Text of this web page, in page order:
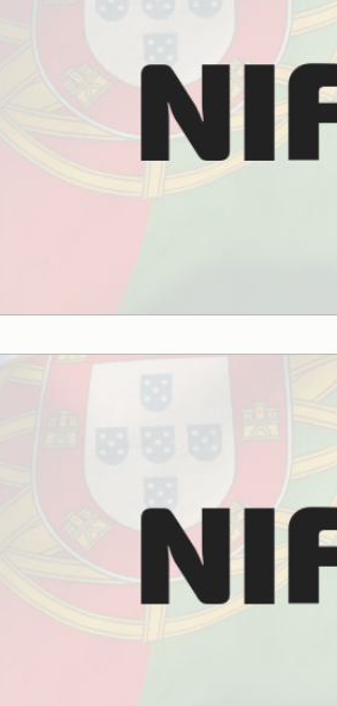
Lisboa com crianças
Serviços essenciais Sítios e